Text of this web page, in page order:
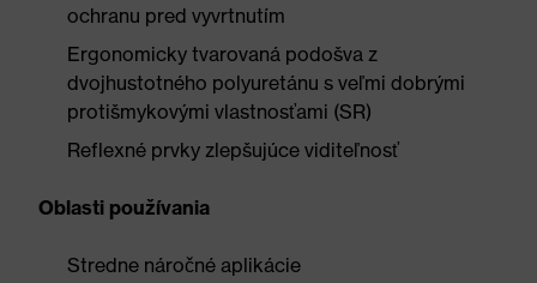
ochranu pred vyvrtnutím
Ergonomicky tvarovaná podošva z
dvojhustotného polyuretánu s veľmi dobrými
protišmykovými vlastnosťami (SR)
Reflexné prvky zlepšujúce viditeľnosť
Oblasti používania
Stredne náročné aplikácie